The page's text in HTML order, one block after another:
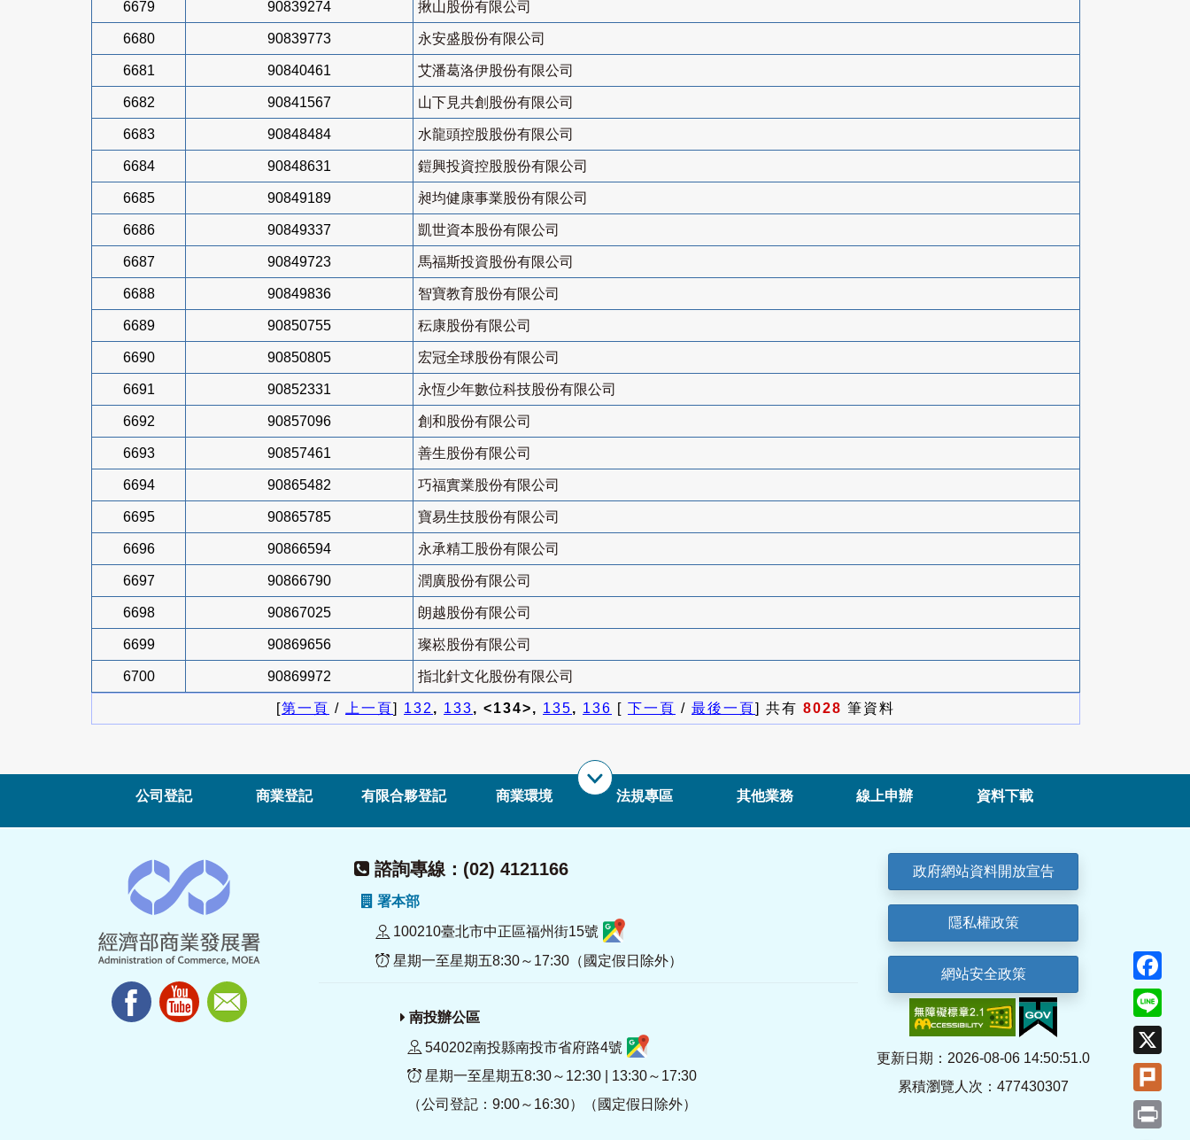
6679 90839274 揪山股份有限公司
6680 90839773 永安盛股份有限公司
6681 90840461 艾潘葛洛伊股份有限公司
6682 90841567 山下見共創股份有限公司
6683 90848484 水龍頭控股股份有限公司
6684 90848631 鎧興投資控股股份有限公司
6685 90849189 昶均健康事業股份有限公司
6686 90849337 凱世資本股份有限公司
6687 90849723 馬福斯投資股份有限公司
6688 90849836 智寶教育股份有限公司
6689 90850755 秐康股份有限公司
6690 90850805 宏冠全球股份有限公司
6691 90852331 永恆少年數位科技股份有限公司
6692 90857096 創和股份有限公司
6693 90857461 善生股份有限公司
6694 90865482 巧福實業股份有限公司
6695 90865785 寶易生技股份有限公司
6696 90866594 永承精工股份有限公司
6697 90866790 潤廣股份有限公司
6698 90867025 朗越股份有限公司
6699 90869656 璨崧股份有限公司
6700 90869972 指北針文化股份有限公司
[第一頁 / 上一頁] 132, 133, <134>, 135, 136 [ 下一頁 / 最後一頁] 共有 8028 筆資料
公司登記 商業登記 有限合夥登記 商業環境 法規專區 其他業務 線上申辦 資料下載
諮詢專線：(02) 4121166
署本部
100210臺北市中正區福州街15號
星期一至星期五8:30～17:30（國定假日除外）
南投辦公區
540202南投縣南投市省府路4號
星期一至星期五8:30～12:30 | 13:30～17:30
（公司登記：9:00～16:30）（國定假日除外）
政府網站資料開放宣告
隱私權政策
網站安全政策
更新日期：2026-08-06 14:50:51.0
累積瀏覽人次：477430307